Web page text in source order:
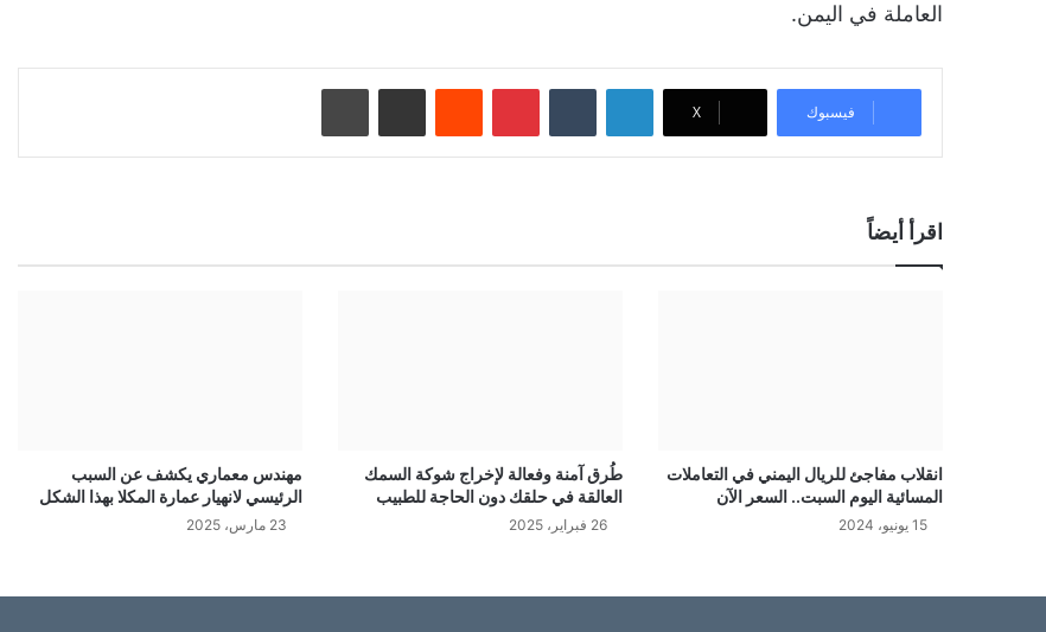
العاملة في اليمن.
فيسبوك ‫X
لينكدإن بينتيريست
اقرأ أيضاً
انقلاب مفاجئ للريال اليمني في التعاملات
المسائية اليوم السبت.. السعر الآن
15 يونيو، 2024
طُرق آمنة وفعالة لإخراج شوكة السمك
العالقة في حلقك دون الحاجة للطبيب
26 فبراير، 2025
مهندس معماري يكشف عن السبب
الرئيسي لانهيار عمارة المكلا بهذا الشكل
23 مارس، 2025